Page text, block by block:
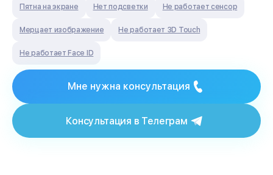
Пятна на экране Нет подсветки Не работает сенсор
Мерцает изображение Не работает 3D Touch
Не работает Face ID
Мне нужна консультация
Консультация в Телеграм